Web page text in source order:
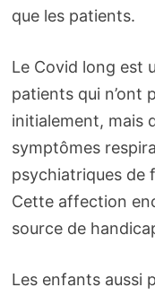
que les patients.
Le Covid long est
patients qui n’ont
initialement, mais
symptômes
psychiatriques de
Cette affection
source de
Les enfants aussi